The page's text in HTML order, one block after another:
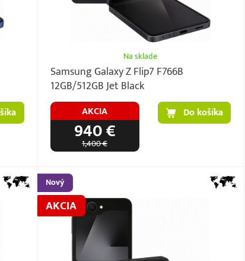
Na sklade
Samsung Galaxy Z Flip7 F766B
12GB/512GB Jet Black
AKCIA
940 €
1,400 €
Do košíka
Nový
AKCIA